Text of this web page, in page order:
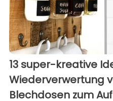
13 super-kreative
Wiederverwertung
Blechdosen zum